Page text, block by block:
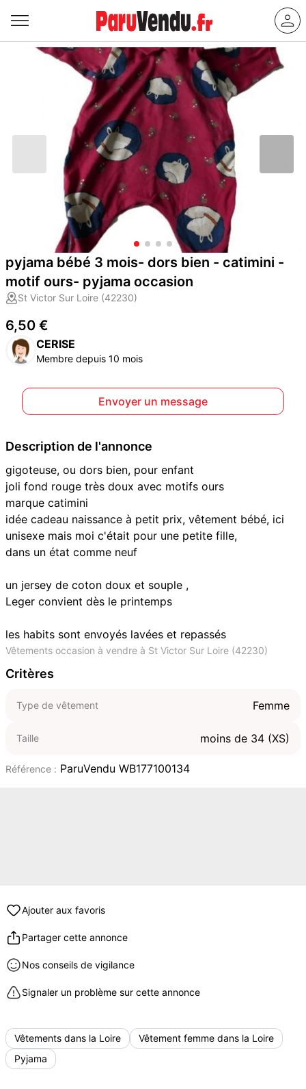
pyjama bébé 3 mois- dors bien - catimini -
motif ours- pyjama occasion
St Victor Sur Loire (42230)
6,50 €
CERISE
Membre depuis 10 mois
Envoyer un message
Description de l'annonce
gigoteuse, ou dors bien, pour enfant
joli fond rouge très doux avec motifs ours
marque catimini
idée cadeau naissance à petit prix, vêtement bébé, ici
unisexe mais moi c'était pour une petite fille,
dans un état comme neuf
un jersey de coton doux et souple ,
Leger convient dès le printemps
les habits sont envoyés lavées et repassés
Vêtements occasion à vendre à St Victor Sur Loire (42230)
Critères
Type de vêtement Femme
Taille moins de 34 (XS)
Référence : ParuVendu WB177100134
Ajouter aux favoris
Partager cette annonce
Nos conseils de vigilance
Signaler un problème sur cette annonce
Vêtements dans la Loire
Vêtement femme dans la Loire
Pyjama